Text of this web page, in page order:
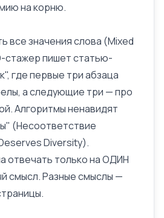
на корню.
все значения слова (Mixed
стажер пишет статью-
где первые три абзаца
а следующие три — про
Алгоритмы ненавидят
(Несоответствие
Diversity).
отвечать только на ОДИН
смысл. Разные смыслы —